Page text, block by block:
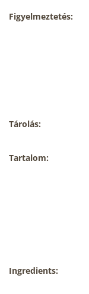
Figyelmeztetés:
Tárolás:
Tartalom:
Ingredients: